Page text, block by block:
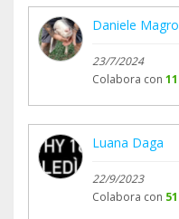
Daniele Magro
23/7/2024
Colabora con 11
Luana Daga
22/9/2023
Colabora con 51